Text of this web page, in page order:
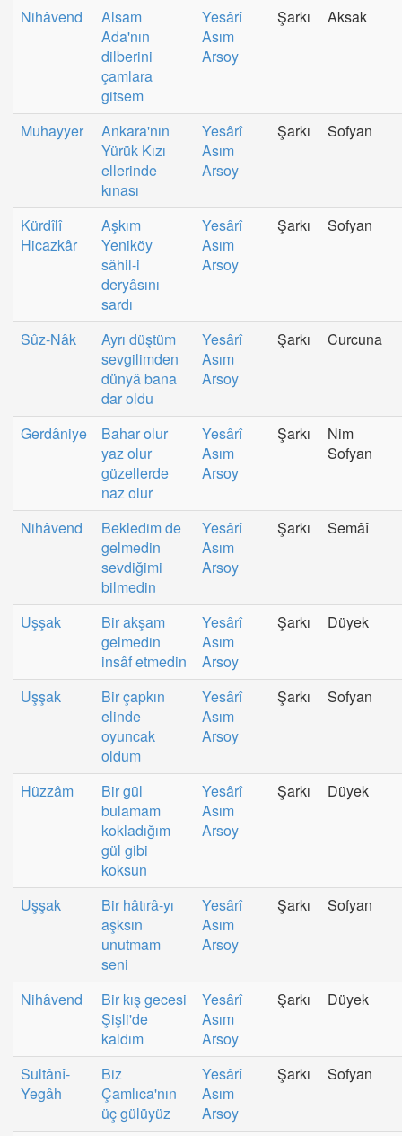
Nihâvend
Alsam
Ada'nın
dilberini
çamlara
gitsem
Yesârî
Asım
Arsoy
Şarkı Aksak
Muhayyer
Ankara'nın
Yürük Kızı
ellerinde
kınası
Yesârî
Asım
Arsoy
Şarkı Sofyan
Kürdîlî
Hicazkâr
Aşkım
Yeniköy
sâhil-i
deryâsını
sardı
Yesârî
Asım
Arsoy
Şarkı Sofyan
Sûz-Nâk
Ayrı düştüm
sevgilimden
dünyâ bana
dar oldu
Yesârî
Asım
Arsoy
Şarkı Curcuna
Gerdâniye
Bahar olur
yaz olur
güzellerde
naz olur
Yesârî
Asım
Arsoy
Şarkı
Nim
Sofyan
Nihâvend
Bekledim de
gelmedin
sevdiğimi
bilmedin
Yesârî
Asım
Arsoy
Şarkı Semâî
Uşşak
Bir akşam
gelmedin
insâf etmedin
Yesârî
Asım
Arsoy
Şarkı Düyek
Uşşak
Bir çapkın
elinde
oyuncak
oldum
Yesârî
Asım
Arsoy
Şarkı Sofyan
Hüzzâm
Bir gül
bulamam
kokladığım
gül gibi
koksun
Yesârî
Asım
Arsoy
Şarkı Düyek
Uşşak
Bir hâtırâ-yı
aşksın
unutmam
seni
Yesârî
Asım
Arsoy
Şarkı Sofyan
Nihâvend
Bir kış gecesi
Şişli'de
kaldım
Yesârî
Asım
Arsoy
Şarkı Düyek
Sultânî-
Yegâh
Biz
Çamlıca'nın
üç gülüyüz
Yesârî
Asım
Arsoy
Şarkı Sofyan